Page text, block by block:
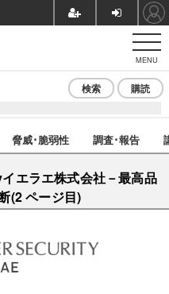
MENU
検索 購読
脅威･脆弱性 調査･報告
エラエ株式会社－最高品
(2 ページ目)